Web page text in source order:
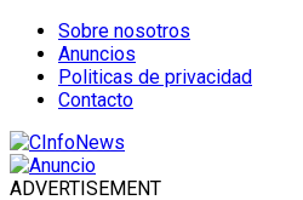
Sobre nosotros
Anuncios
Politicas de privacidad
Contacto
ADVERTISEMENT